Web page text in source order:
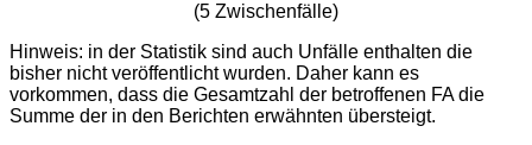
(5 Zwischenfälle)
Hinweis: in der Statistik sind auch Unfälle enthalten die
bisher nicht veröffentlicht wurden. Daher kann es
vorkommen, dass die Gesamtzahl der betroffenen FAdie
Summe der in den Berichten erwähnten übersteigt.